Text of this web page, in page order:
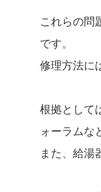
これらの問
です。
修理方法に
根拠として
ォーラムな
また、給湯